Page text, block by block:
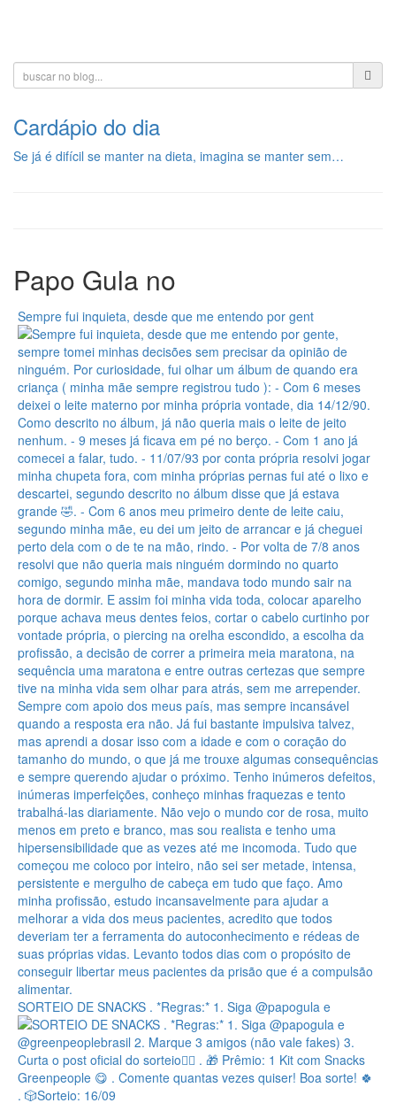
Cardápio do dia
Se já é difícil se manter na dieta, imagina se manter sem…
Papo Gula no
Sempre fui inquieta, desde que me entendo por gent
SORTEIO DE SNACKS . *Regras:* 1. Siga @papogula e